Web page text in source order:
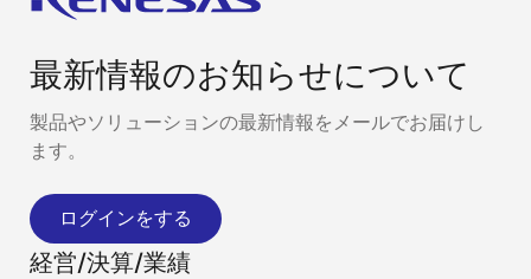
最新情報のお知らせについて
製品やソリューションの最新情報をメールでお届けし
ます。
ログインをする
経営/決算/業績